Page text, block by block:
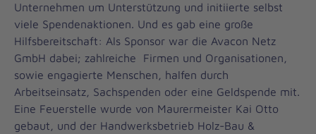
Unternehmen um Unterstützung und initiierte selbst
viele Spendenaktionen. Und es gab eine große
Hilfsbereitschaft: Als Sponsor war die Avacon Netz
GmbH dabei; zahlreiche Firmen und Organisationen,
sowie engagierte Menschen, halfen durch
Arbeitseinsatz, Sachspenden oder eine Geldspende mit.
Eine Feuerstelle wurde von Maurermeister Kai Otto
gebaut, und der Handwerksbetrieb Holz-Bau &